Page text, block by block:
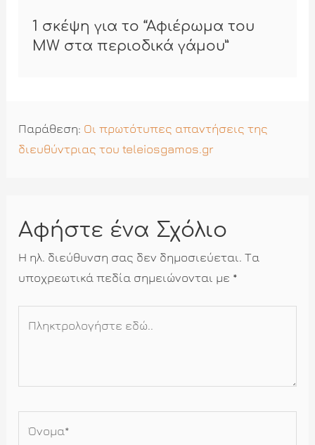
1 σκέψη για το “Αφιέρωμα του
MW στα περιοδικά γάμου”
Παράθεση: Οι πρωτότυπες απαντήσεις της
διευθύντριας του teleiosgamos.gr
Αφήστε ένα Σχόλιο
Η ηλ. διεύθυνση σας δεν δημοσιεύεται. Τα
υποχρεωτικά πεδία σημειώνονται με *